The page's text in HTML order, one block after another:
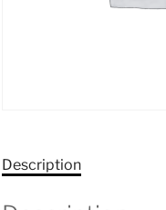
Description